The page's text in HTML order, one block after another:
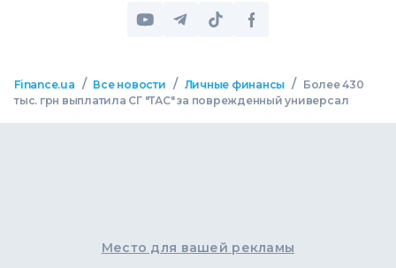
Finance.ua / Все новости / Личные финансы /
Более 430
тыс. грн выплатила СГ "ТАС" за поврежденный универсал
Место для вашей рекламы